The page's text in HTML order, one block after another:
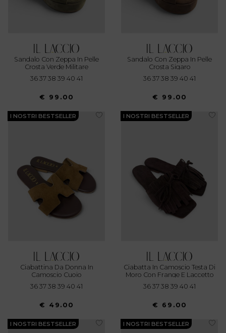
Sandalo Con Zeppa In Pelle
Crosta Verde Militare
36 37 38 39 40 41
€ 99.00
Sandalo Con Zeppa In Pelle
Crosta Sigaro
36 37 38 39 40 41
€ 99.00
I NOSTRI BESTSELLER
Ciabattina Da Donna In
Camoscio Cuoio
36 37 38 39 40 41
€ 49.00
I NOSTRI BESTSELLER
Ciabatta In Camoscio Testa Di
Moro Con Frange E Laccetto
36 37 38 39 40 41
€ 69.00
I NOSTRI BESTSELLER I NOSTRI BESTSELLER